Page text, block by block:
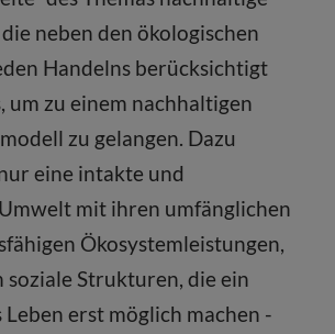
neben den ökologischen
Handelns berücksichtigt
um zu einem nachhaltigen
zu gelangen. Dazu
eine intakte und
mit ihren umfänglichen
Ökosystemleistungen,
soziale Strukturen, die ein
erst möglich machen -